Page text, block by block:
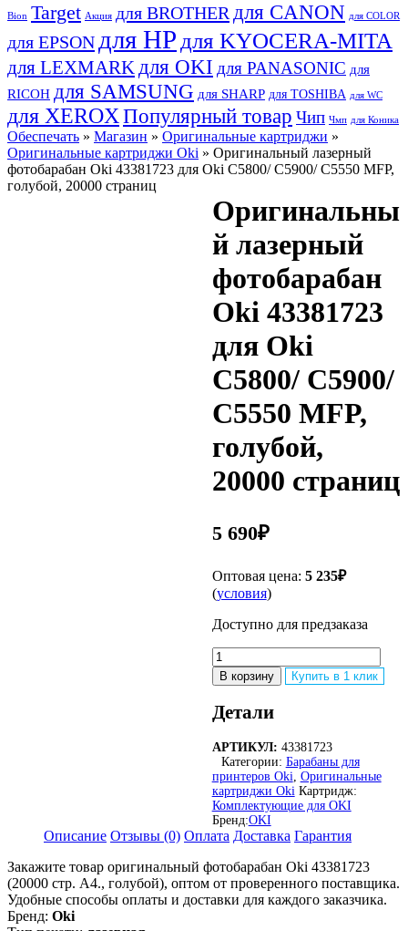
Bion Target Акция для BROTHER для CANON для COLOR
для EPSON для HP для KYOCERA-MITA
для LEXMARK для OKI для PANASONIC для
RICOH для SAMSUNG для SHARP для TOSHIBA для WC
для XEROX Популярный товар Чип Чмп для Коника
Обеспечать » Магазин » Оригинальные картриджи »
Оригинальные картриджи Оki » Оригинальный лазерный
фотобарабан Oki 43381723 для Oki C5800/ C5900/ C5550 MFP,
голубой, 20000 страниц
Оригинальны
й лазерный
фотобарабан
Oki 43381723
для Oki
C5800/ C5900/
C5550 MFP,
голубой,
20000 страниц
5 690₽
Оптовая цена: 5 235₽
(условия)
Доступно для предзаказа
Количество
товара
Оригинальный
лазерный
фотобарабан
43381723
для
Oki
C5800/
C5900/
C5550
голубой,
20000
страниц
В корзину Купить в 1 клик
Детали
АРТИКУЛ: 43381723
Категории: Барабаны для
принтеров Oki Оригинальные
картриджи Оki Картридж:
Комплектующие для OKI
Бренд:OKI
Описание Отзывы (0) Оплата Доставка Гарантия
Закажите товар оригинальный фотобарабан Oki 43381723
(20000 стр. А4., голубой), оптом от проверенного поставщика.
Удобные способы оплаты и доставки для каждого заказчика.
Бренд: Oki